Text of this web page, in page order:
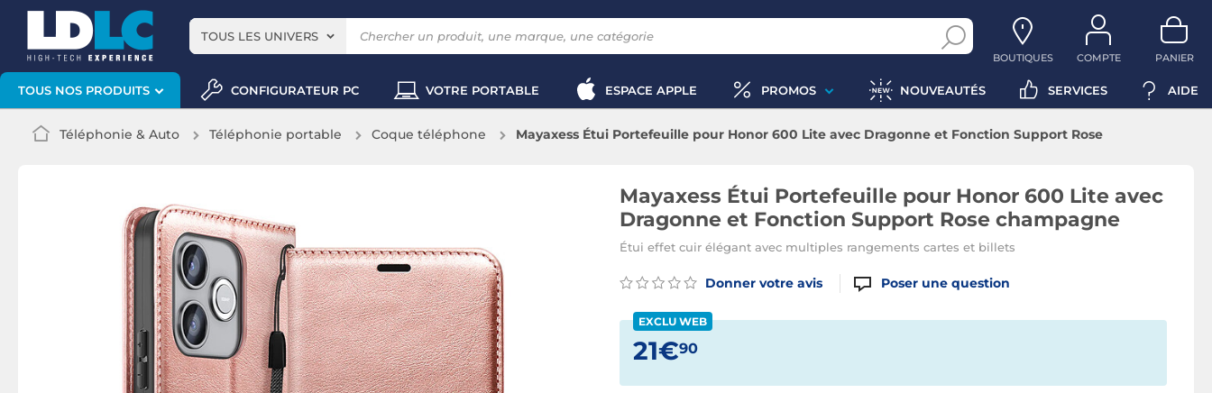
TOUS LES UNIVERS
BOUTIQUES COMPTE PANIER
TOUS NOS PRODUITS CONFIGURATEUR PC VOTRE PORTABLE ESPACE APPLE PROMOS NOUVEAUTÉS SERVICES AIDE
Téléphonie & Auto Téléphonie portable Coque téléphone
Mayaxess Étui Portefeuille pour Honor 600 Lite avec Dragonne et Fonction Support Rose
Mayaxess Étui Portefeuille pour Honor 600 Lite avec
Dragonne et Fonction Support Rose champagne
Étui effet cuir élégant avec multiples rangements cartes et billets
Donner votre avis Poser une question
EXCLU WEB
21€90